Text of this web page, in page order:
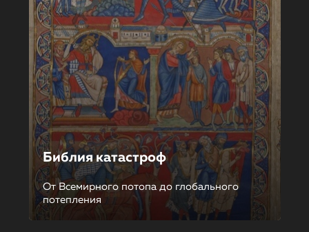
Библия катастроф
От Всемирного потопа до глобального
потепления